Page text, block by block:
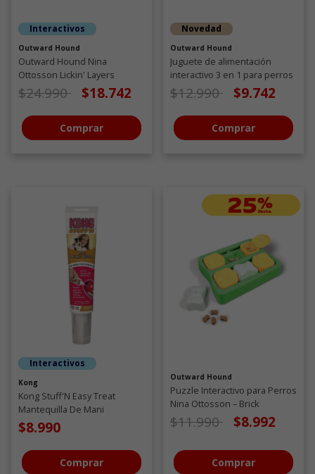
Interactivos
Outward Hound
Outward Hound Nina
Ottosson Lickin' Layers
Juguete Interactivo con
Chuches para perros
Precio de oferta desde
$24.990a $18.742
Comprar
Novedad
Outward Hound
Juguete de alimentación
interactivo 3 en 1 para perros
Precio de oferta desde
$12.990a $9.742
Comprar
Interactivos
Kong
Kong Stuff'N Easy Treat
Mantequilla De Mani
$8.990
Comprar
Outward Hound
Puzzle Interactivo para Perros
Nina Ottosson – Brick
Pequeño Verde Nivel 2
Precio de oferta desde
$11.990a $8.992
Comprar